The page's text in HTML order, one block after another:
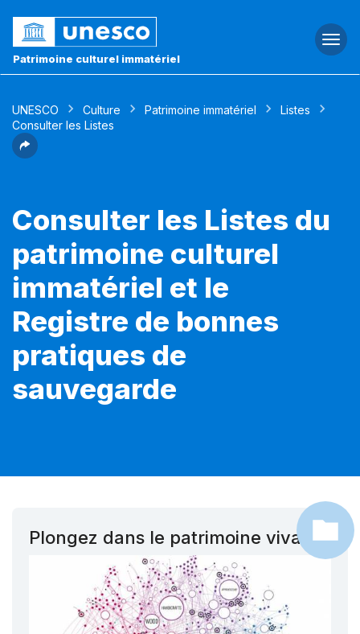
Patrimoine culturel immatériel
UNESCO Culture Patrimoine immatériel
Listes
Consulter les Listes
Consulter les Listes du
patrimoine culturel
immatériel et le
Registre de bonnes
pratiques de
sauvegarde
Plongez dans le patrimoine vivant !